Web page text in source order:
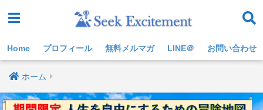
Home プロフィール 無料メルマガ LINE＠ お問い合わせ
ホーム